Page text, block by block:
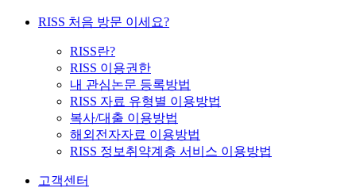
RISS 처음 방문 이세요?
RISS란?
RISS 이용권한
내 관심논문 등록방법
RISS 자료 유형별 이용방법
복사/대출 이용방법
해외전자자료 이용방법
RISS 정보취약계층 서비스 이용방법
고객센터